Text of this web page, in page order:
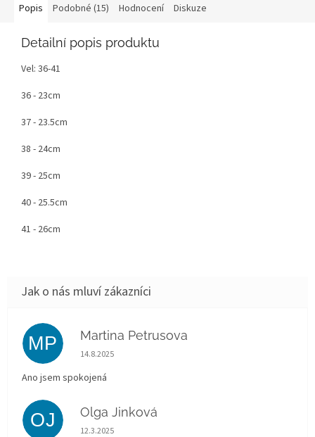
Popis Podobné (15) Hodnocení Diskuze
Detailní popis produktu
Vel: 36-41
36 - 23cm
37 - 23.5cm
38 - 24cm
39 - 25cm
40 - 25.5cm
41 - 26cm
MP Martina Petrusova
Hodnocení obchodu je 5 z 5 hvězdiček.
14.8.2025
Ano jsem spokojená
OJ Olga Jinková
Hodnocení obchodu je 5 z 5 hvězdiček.
12.3.2025